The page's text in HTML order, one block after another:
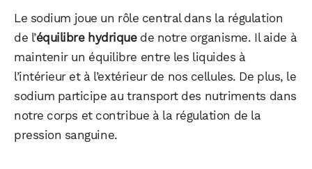
Le sodium joue un rôle central dans la régulation
de l’équilibre hydriquede notre organisme. Il aide à
maintenir un équilibre entre les liquides à
l’intérieur et à l’extérieur de nos cellules. De plus, le
sodium participe au transport des nutriments dans
notre corps et contribue à la régulation de la
pression sanguine.